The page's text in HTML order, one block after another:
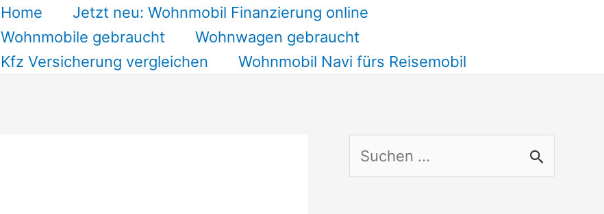
Home
Jetzt neu: Wohnmobil Finanzierung online
Wohnmobile gebraucht
Wohnwagen gebraucht
Kfz Versicherung vergleichen
Wohnmobil Navi fürs Reisemobil
u